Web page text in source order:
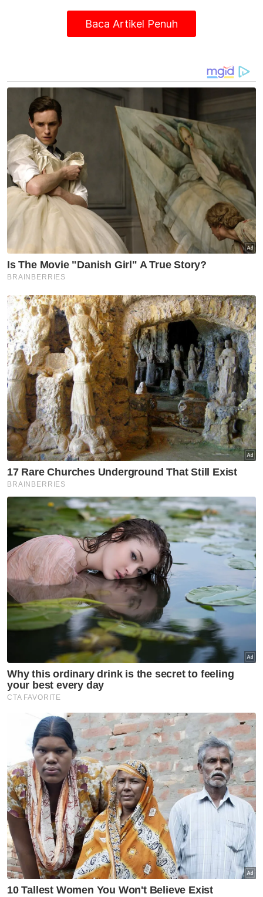
Beliau berkata, di peringkat Pas, masyarakat
melantik mereka di posisi dalam kerajaan dan
masyarakat seperti diamalkan di kedua-dua
negeri ditadbir parti itu.
"Sebagai contoh, Pegawai Khas Menteri
Besar mewakili bukan Islam dan Ahli Majlis
Pengurusan Komuniti Kampung (MPKK).
"Ingin ditegaskan, Pas tidak akan sekali-kali
berkompromi dan akan menghalang
sebarang usaha pihak tidak
bertanggungjawab sama ada organisasi atau
individu yang ingin merosakkan keharmonian
yang sedia terjalin.
"Atas semangat cintakan negara, Pas
mengalukan semua pihak berdialog bagi
sentiasa berada di landasan yang tepat untuk
lebih kesejahteraan Malaysia," katanya.
Artikel Berkaitan:
Parti politik perlu kota janji anti rasuah
Kerajaan Perpaduan tak boleh gagal seperti
Muafakat Nasional: Ahmad Maslan
Kerajaan Perpaduan tidak boleh gagal seperti
Muafakat Nasional
Muat turun aplikasi Sinar Harian.Klik di sini!
UMNO
Piagam UMNO Pas
Piagam Muafakat Nasional
Artikel Disyorkan
Baca Artikel Penuh